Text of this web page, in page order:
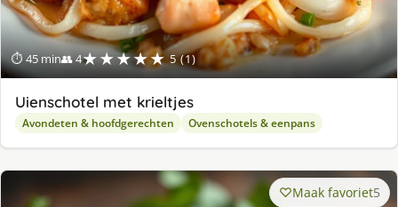
⏱ 45 min👥 4★★★★★ 5 (1)
Uienschotel met krieltjes
Avondeten & hoofdgerechten Ovenschotels & eenpans
Maak favoriet5